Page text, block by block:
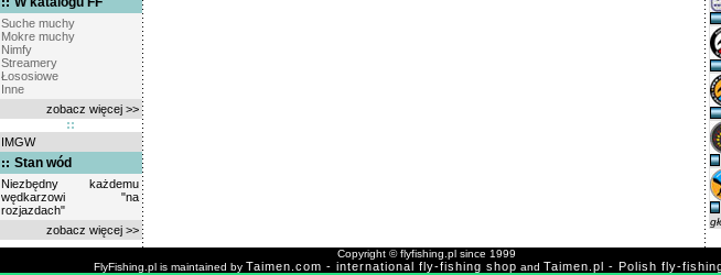
Suche muchy
Mokre muchy
Nimfy
Streamery
Łososiowe
Inne
zobacz więcej >>
IMGW
Stan wód
Niezbędny każdemu
wędkarzowi "na
rozjazdach"
zobacz więcej >>
Copyright © flyfishing.pl since 1999
FlyFishing.pl is maintained by Taimen.com - international fly-fishing shop and Taimen.pl - Polish fly-